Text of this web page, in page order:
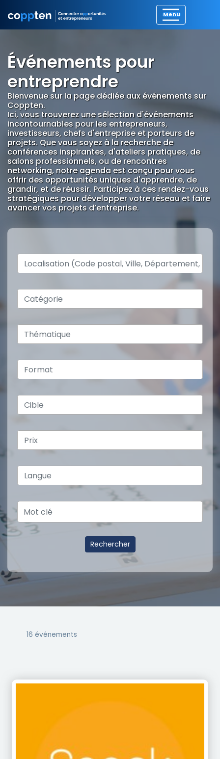
Événements pour
entreprendre
Bienvenue sur la page dédiée aux événements sur
Coppten.
Ici, vous trouverez une sélection d'événements
incontournables pour les entrepreneurs,
investisseurs, chefs d'entreprise et porteurs de
projets. Que vous soyez à la recherche de
conférences inspirantes, d'ateliers pratiques, de
salons professionnels, ou de rencontres
networking, notre agenda est conçu pour vous
offrir des opportunités uniques d'apprendre, de
grandir, et de réussir. Participez à ces rendez-vous
stratégiques pour développer votre réseau et faire
avancer vos projets d’entreprise.
16 événements